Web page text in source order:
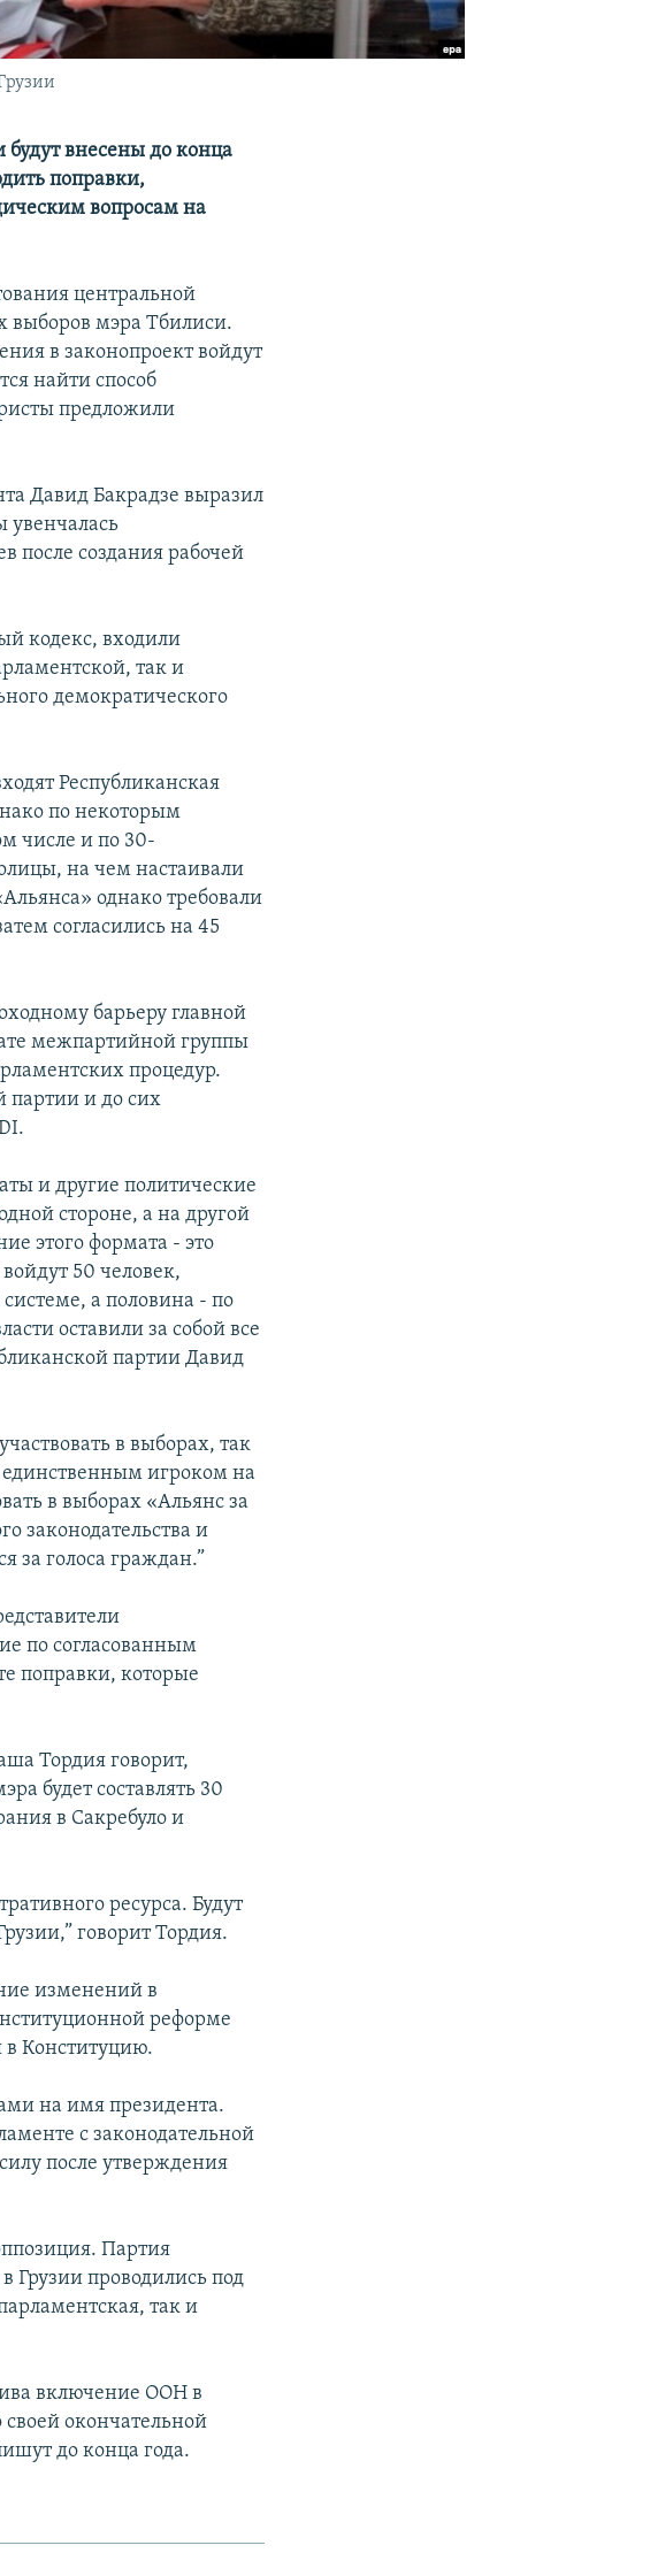
внесены до конца
поправки,
вопросам на
центральной
выборов мэра Тбилиси.
в законопроект войдут
найти способ
предложили
Давид Бакрадзе выразил
увенчалась
после создания рабочей
кодекс, входили
так и
демократического
Республиканская
по некоторым
числе и по 30-
на чем настаивали
однако требовали
согласились на 45
барьеру главной
межпартийной группы
процедур.
партии и до сих
и другие политические
стороне, а на другой
этого формата - это
50 человек,
а половина - по
оставили за собой все
партии Давид
в выборах, так
игроком на
в выборах «Альянс за
законодательства и
за голоса граждан.”
по согласованным
поправки, которые
Тордия говорит,
будет составлять 30
в Сакребуло и
ресурса. Будут
говорит Тордия.
изменений в
реформе
в Конституцию.
на имя президента.
с законодательной
после утверждения
Партия
Грузии проводились под
так и
включение ООН в
окончательной
до конца года.